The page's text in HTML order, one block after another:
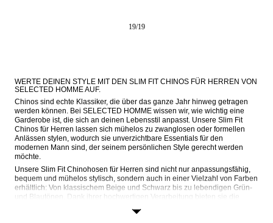
19/19
WERTE DEINEN STYLE MIT DEN SLIM FIT CHINOS FÜR HERREN VON
SELECTED HOMME AUF.
Chinos sind echte Klassiker, die über das ganze Jahr hinweg getragen
werden können. Bei SELECTED HOMME wissen wir, wie wichtig eine
Garderobe ist, die sich an deinen Lebensstil anpasst. Unsere Slim Fit
Chinos für Herren lassen sich mühelos zu zwanglosen oder formellen
Anlässen stylen, wodurch sie unverzichtbare Essentials für den
modernen Mann sind, der seinem persönlichen Style gerecht werden
möchte.
Unsere Slim Fit Chinohosen für Herren sind nicht nur anpassungsfähig,
bequem und mühelos stylisch, sondern auch in einer Vielzahl von Farben
erhältlich: Von klassischem Beige und Schwarz bis zu lebendigen Grün-
und Blautönen. Dank ihrer hochwertigen Verarbeitung bieten sie die
von SELECTED HOMME und entdecke die unvergleichliche Vielseitigkeit